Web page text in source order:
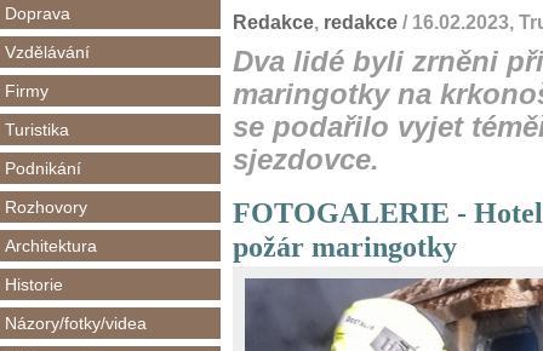
Doprava
Vzdělávání
Firmy
Turistika
Podnikání
Rozhovory
Architektura
Historie
Názory/fotky/videa
Redakce, redakce / 16.02.2023,
Dva lidé byli zrněni
maringotky na
se podařilo vyjet
sjezdovce.
FOTOGALERIE -
požár maringotky